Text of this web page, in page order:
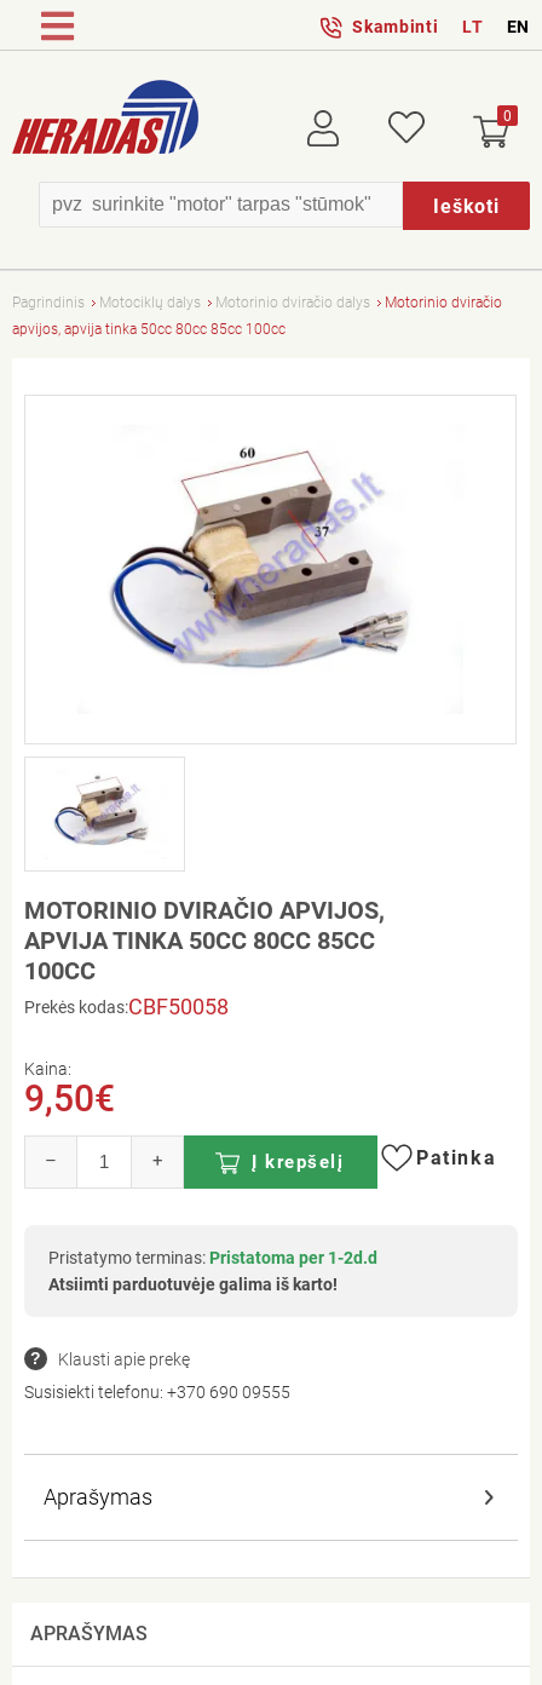
Skambinti LT EN
Ieškoti
Prisijungti Patikusios 0
Pagrindinis Motociklų dalys Motorinio dviračio dalys
Motorinio dviračio
apvijos, apvija tinka 50cc 80cc 85cc 100cc
MOTORINIO DVIRAČIO APVIJOS,
APVIJA TINKA 50CC 80CC 85CC
100CC
Prekės kodas:CBF50058
Kaina:
9,50€
– + Į krepšelį Patinka
Pristatymo terminas: Pristatoma per 1-2d.d
Atsiimti parduotuvėje galima iš karto!
Klausti apie prekę
Susisiekti telefonu: +370 690 09555
Aprašymas
APRAŠYMAS